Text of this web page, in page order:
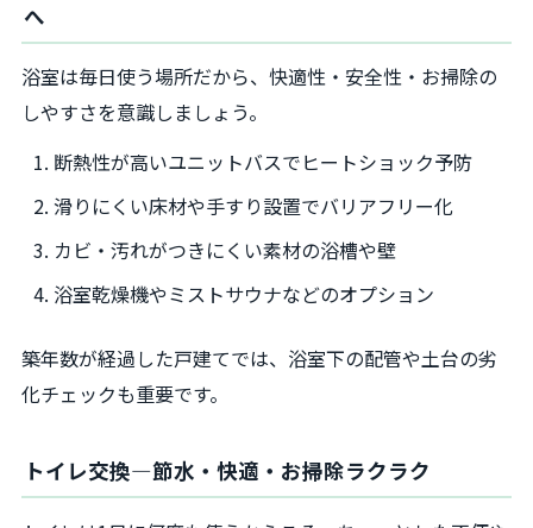
へ
浴室は毎日使う場所だから、快適性・安全性・お掃除の
しやすさを意識しましょう。
断熱性が高いユニットバスでヒートショック予防
滑りにくい床材や手すり設置でバリアフリー化
カビ・汚れがつきにくい素材の浴槽や壁
浴室乾燥機やミストサウナなどのオプション
築年数が経過した戸建てでは、浴室下の配管や土台の劣
化チェックも重要です。
トイレ交換―節水・快適・お掃除ラクラク